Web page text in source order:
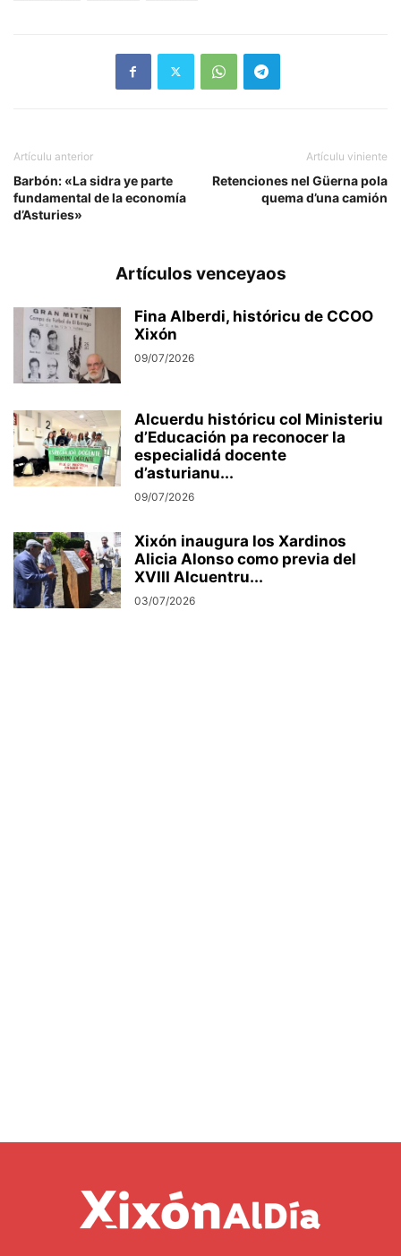
Artículu anterior
Barbón: «La sidra ye parte
fundamental de la economía
d’Asturies»
Artículu viniente
Retenciones nel Güerna pola
quema d’una camión
Artículos venceyaos
Fina Alberdi, históricu de CCOO
Xixón
09/07/2026
Alcuerdu históricu col Ministeriu
d’Educación pa reconocer la
especialidá docente
d’asturianu...
09/07/2026
Xixón inaugura los Xardinos
Alicia Alonso como previa del
XVIII Alcuentru...
03/07/2026